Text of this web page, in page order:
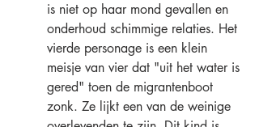
is niet op haar mond gevallen en
onderhoud schimmige relaties. Het
vierde personage is een klein
meisje van vier dat "uit het water is
gered" toen de migrantenboot
zonk. Ze lijkt een van de weinige